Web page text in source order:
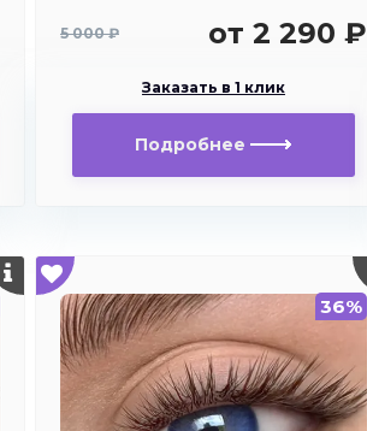
5 000 ₽ от 2 290 ₽
Заказать в 1 клик
Подробнее
36%